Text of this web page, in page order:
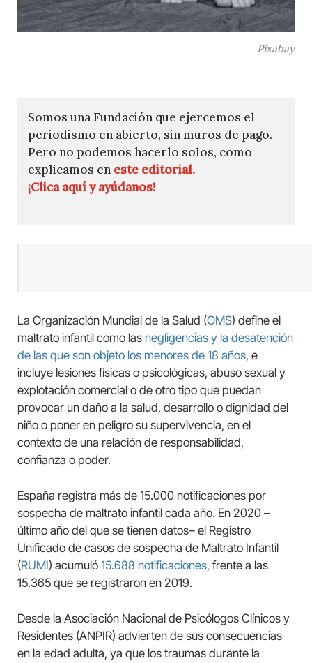
Pixabay
Somos una Fundación que ejercemos el
periodismo en abierto, sin muros de pago.
Pero no podemos hacerlo solos, como
explicamos en este editorial.
¡Clica aquí y ayúdanos!
La Organización Mundial de la Salud (OMS) define el
maltrato infantil como las negligencias y la desatención
de las que son objeto los menores de 18 años, e
incluye lesiones físicas o psicológicas, abuso sexual y
explotación comercial o de otro tipo que puedan
provocar un daño a la salud, desarrollo o dignidad del
niño o poner en peligro su supervivencia, en el
contexto de una relación de responsabilidad,
confianza o poder.
España registra más de 15.000 notificaciones por
sospecha de maltrato infantil cada año. En 2020 –
último año del que se tienen datos– el Registro
Unificado de casos de sospecha de Maltrato Infantil
(RUMI) acumuló 15.688 notificaciones, frente a las
15.365 que se registraron en 2019.
Desde la Asociación Nacional de Psicólogos Clínicos y
Residentes (ANPIR) advierten de sus consecuencias
en la edad adulta, ya que los traumas durante la